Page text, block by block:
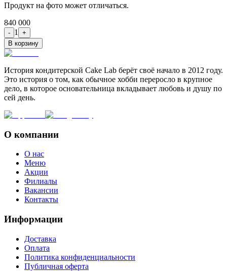
Продукт на фото может отличаться.
840 000
- 1
+
В корзину
История кондитерской Cake Lab берёт своё начало в 2012 году.
Это история о том, как обычное хобби переросло в крупное
дело, в которое основательница вкладывает любовь и душу по
сей день.
О компании
О нас
Меню
Акции
Филиалы
Вакансии
Контакты
Информации
Доставка
Оплата
Политика конфиденциальности
Публичная оферта